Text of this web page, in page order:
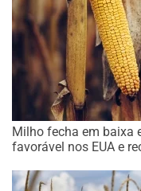
Milho fecha em baixa
favorável nos EUA e